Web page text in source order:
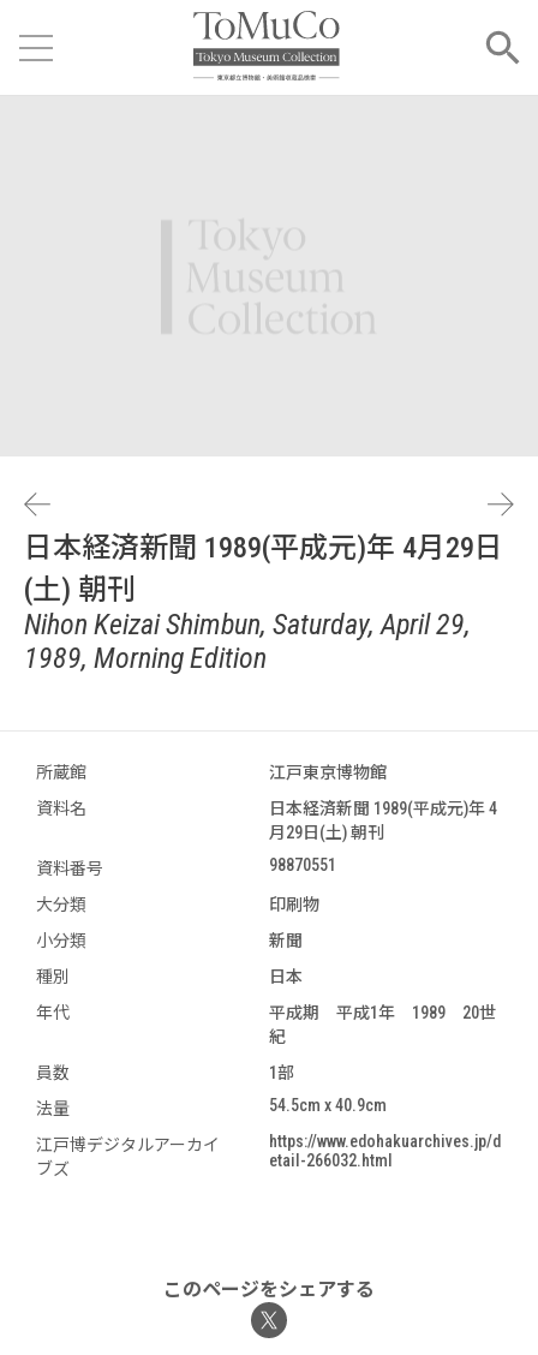
日本経済新聞 1989(平成元)年 4月29日
(土) 朝刊
Nihon Keizai Shimbun, Saturday, April 29,
1989, Morning Edition
所蔵館
江戸東京博物館
資料名
日本経済新聞 1989(平成元)年 4
月29日(土) 朝刊
資料番号
98870551
大分類
印刷物
小分類
新聞
種別
日本
年代
平成期 平成1年 1989 20世
紀
員数
1部
法量
54.5cm x 40.9cm
江戸博デジタルアーカイ
ブズ
https://www.edohakuarchives.jp/d
etail-266032.html
このページをシェアする